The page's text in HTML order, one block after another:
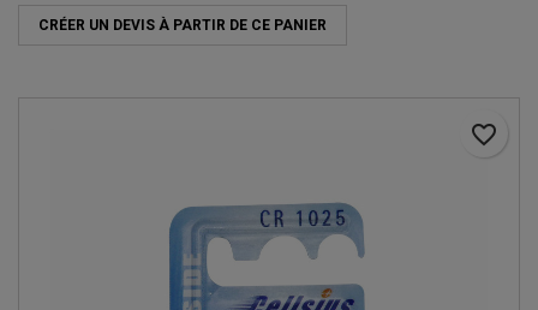
CRÉER UN DEVIS À PARTIR DE CE PANIER
favorite_border